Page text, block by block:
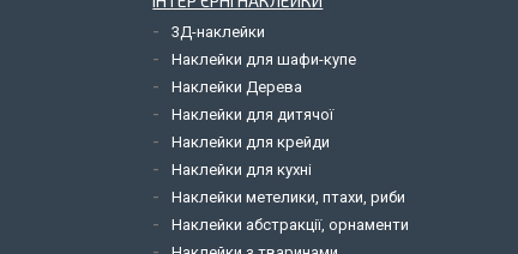
3Д-наклейки
Наклейки для шафи-купе
Наклейки Дерева
Наклейки для дитячої
Наклейки для крейди
Наклейки для кухні
Наклейки метелики, птахи, риби
Наклейки абстракції, орнаменти